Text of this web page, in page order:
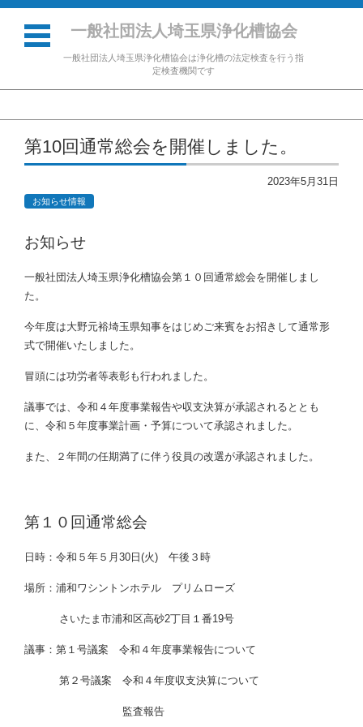
一般社団法人埼玉県浄化槽協会
一般社団法人埼玉県浄化槽協会は浄化槽の法定検査を行う指
定検査機関です
コンテンツに移動
第10回通常総会を開催しました。
2023年5月31日
お知らせ情報
お知らせ
一般社団法人埼玉県浄化槽協会第１０回通常総会を開催しまし
た。
今年度は大野元裕埼玉県知事をはじめご来賓をお招きして通常形
式で開催いたしました。
冒頭には功労者等表彰も行われました。
議事では、令和４年度事業報告や収支決算が承認されるととも
に、令和５年度事業計画・予算について承認されました。
また、２年間の任期満了に伴う役員の改選が承認されました。
第１０回通常総会
日時：令和５年５月30日(火) 午後３時
場所：浦和ワシントンホテル プリムローズ
さいたま市浦和区高砂2丁目１番19号
議事：第１号議案 令和４年度事業報告について
第２号議案 令和４年度収支決算について
監査報告